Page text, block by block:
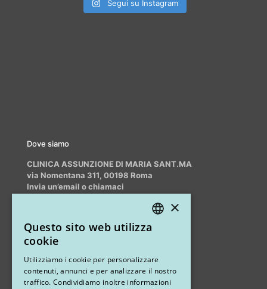
Segui su Instagram
Dove siamo
CLINICA ASSUNZIONE DI MARIA SANT.MA
via Nomentana 311, 00198 Roma
Invia un’email o chiamaci
Altri studi
STUDIO MARIANETTI MED
×
Questo sito web utilizza
cookie
Utilizziamo i cookie per personalizzare
contenuti, annunci e per analizzare il nostro
traffico. Condividiamo inoltre informazioni